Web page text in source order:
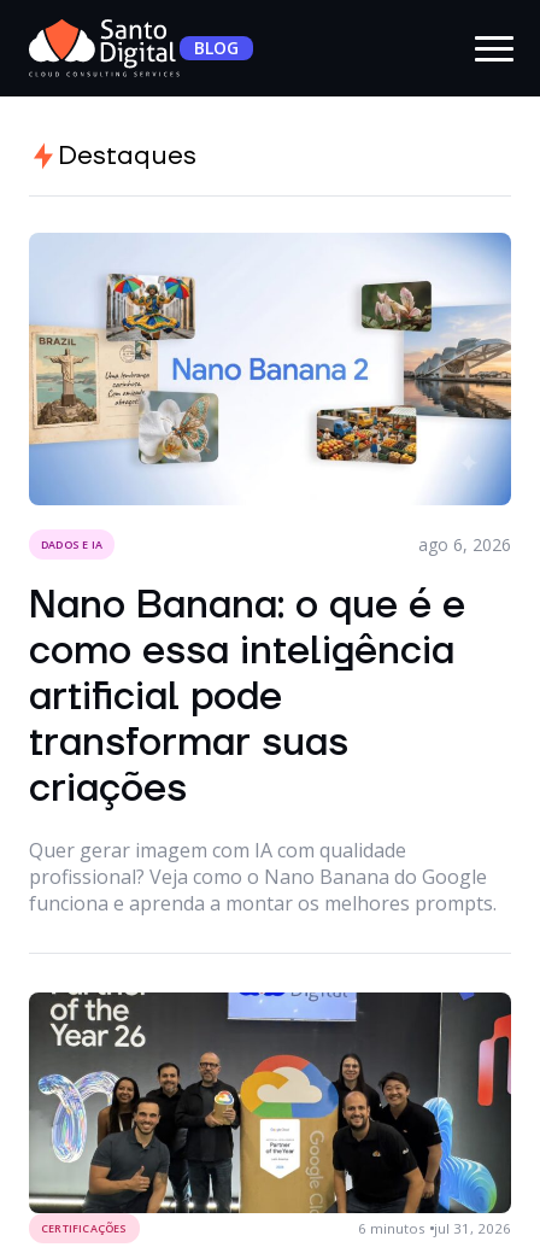
BLOG
Destaques
DADOS E IA ago 6, 2026
Nano Banana: o que é e
como essa inteligência
artificial pode
transformar suas
criações
Quer gerar imagem com IA com qualidade
profissional? Veja como o Nano Banana do Google
funciona e aprenda a montar os melhores prompts.
CERTIFICAÇÕES 6 minutos jul 31, 2026